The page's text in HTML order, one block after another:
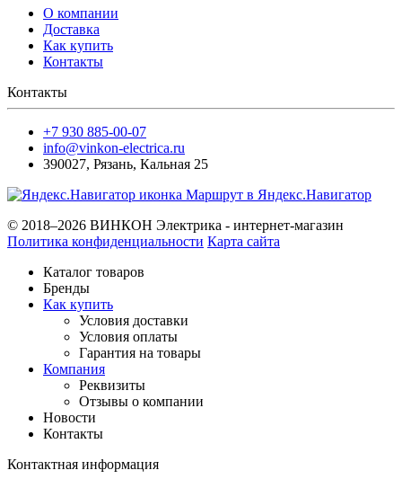
О компании
Доставка
Как купить
Контакты
Контакты
+7 930 885-00-07
info@vinkon-electrica.ru
390027, Рязань, Кальная 25
Маршрут в Яндекс.Навигатор
© 2018–2026 ВИНКОН Электрика - интернет-магазин
Политика конфиденциальности Карта сайта
Каталог товаров
Бренды
Как купить
Условия доставки
Условия оплаты
Гарантия на товары
Компания
Реквизиты
Отзывы о компании
Новости
Контакты
Контактная информация